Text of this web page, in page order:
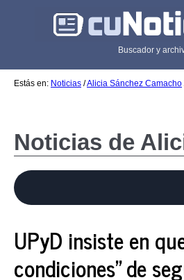
Buscador y
Estás en: Noticias /Alicia Sánchez Camacho
Noticias de
UPyD insiste en
condiciones" de